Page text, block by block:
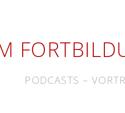
PODCASTS –